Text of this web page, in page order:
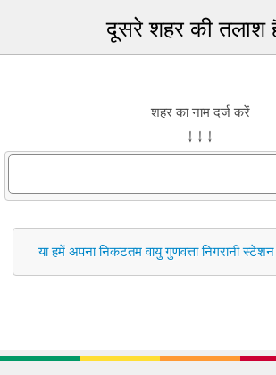
दूसरे शहर की तलाश
शहर का नाम दर्ज करें
↓ ↓ ↓
या हमें अपना निकटतम वायु गुणवत्ता निगरानी